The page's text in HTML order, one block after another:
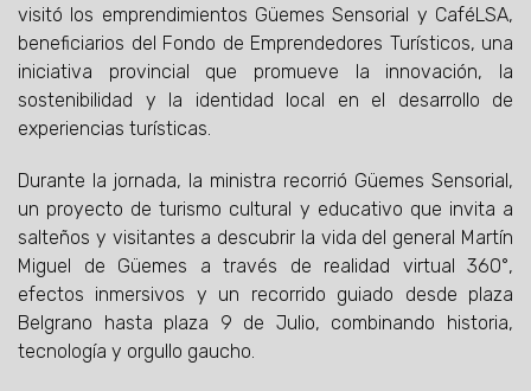
visitó los emprendimientos Güemes Sensorial y CaféLSA,
beneficiarios del Fondo de Emprendedores Turísticos, una
iniciativa provincial que promueve la innovación, la
sostenibilidad y la identidad local en el desarrollo de
experiencias turísticas.
Durante la jornada, la ministra recorrió Güemes Sensorial,
un proyecto de turismo cultural y educativo que invita a
salteños y visitantes a descubrir la vida del general Martín
Miguel de Güemes a través de realidad virtual 360°,
efectos inmersivos y un recorrido guiado desde plaza
Belgrano hasta plaza 9 de Julio, combinando historia,
tecnología y orgullo gaucho.